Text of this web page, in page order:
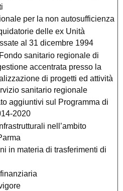
per la non autosufficienza
delle ex Unità
al 31 dicembre 1994
sanitario regionale di
accentrata presso la
di progetti ed attività
sanitario regionale
aggiuntivi sul Programma di
2020
nell’ambito
in materia di trasferimenti di